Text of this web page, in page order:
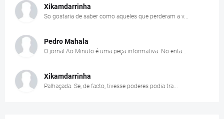
Xikamdarrinha
So gostaria de saber como aqueles que perderam a v...
Pedro Mahala
O jornal Ao Minuto é uma peça informativa. No enta...
Xikamdarrinha
Palhaçada. Se, de facto, tivesse poderes podia tra...